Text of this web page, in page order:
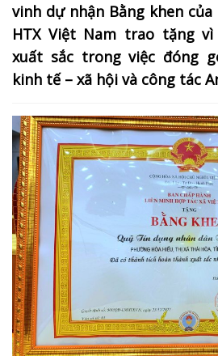
vinh dự nhận Bằng khen
HTX Việt Nam trao tặng
xuất sắc trong việc đóng
kinh tế – xã hội và công tác